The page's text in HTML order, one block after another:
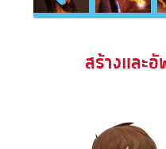
Previous
สร้างและอั